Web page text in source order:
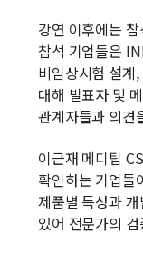
강연 이후에는
참석 기업들은
비임상시험 설계
대해 발표자 및
관계자들과 의견
이근재 메디팁
확인하는 기업들
제품별 특성과
있어 전문가의